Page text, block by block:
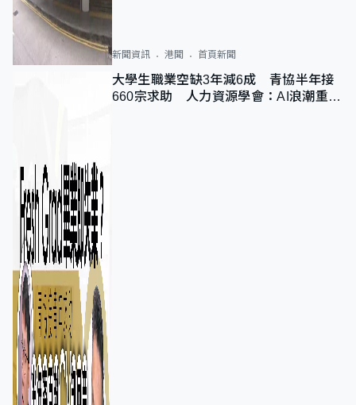
新聞資訊 港聞 首頁新聞
大學生職業空缺3年減6成 青協半年接
660宗求助 人力資源學會：AI浪潮重整